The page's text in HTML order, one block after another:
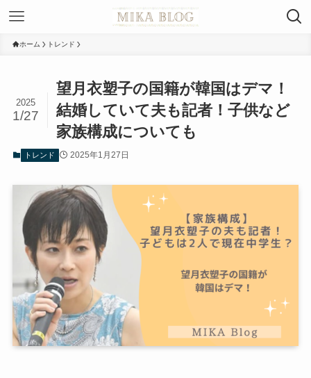
ホーム トレンド
望月衣塑子の国籍が韓国はデマ！
結婚していて夫も記者！子供など
家族構成についても
2025
1/27
トレンド 2025年1月27日